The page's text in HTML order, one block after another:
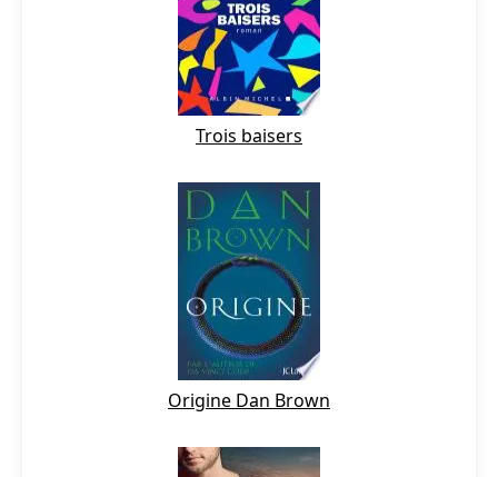
Trois baisers
Origine Dan Brown